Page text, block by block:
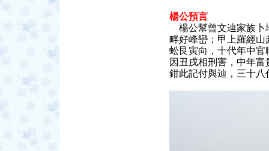
楊公預言
楊公幫曾文辿家族卜
畔好峰巒；甲上羅經
蚣艮寅向，十代年中
因丑戌相刑害，中年
鉗此記付與辿，三十八